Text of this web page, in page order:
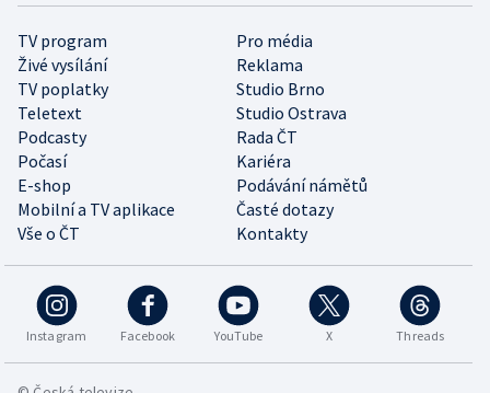
TV program
Pro média
Živé vysílání
Reklama
TV poplatky
Studio Brno
Teletext
Studio Ostrava
Podcasty
Rada ČT
Počasí
Kariéra
E-shop
Podávání námětů
Mobilní a TV aplikace
Časté dotazy
Vše o ČT
Kontakty
Instagram Facebook YouTube X Threads